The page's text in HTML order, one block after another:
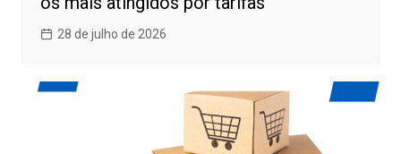
28 de julho de 2026